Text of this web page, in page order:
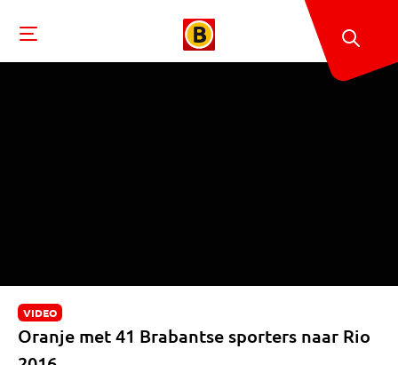
VIDEO
Oranje met 41 Brabantse sporters naar Rio